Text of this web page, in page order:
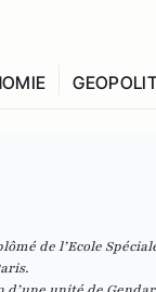
de l’Ecole